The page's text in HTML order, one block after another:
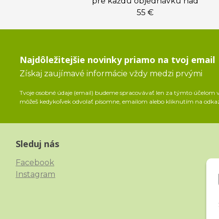
55 €
Najdôležitejšie novinky priamo na tvoj email
Získaj zaujímavé informácie vždy medzi prvými
Tvoje osobné údaje (email) budeme spracovávať len za týmto
môžeš kedykoľvek odvolať písomne, emailom alebo kliknutím na
Sleduj nás
Facebook
Instagram